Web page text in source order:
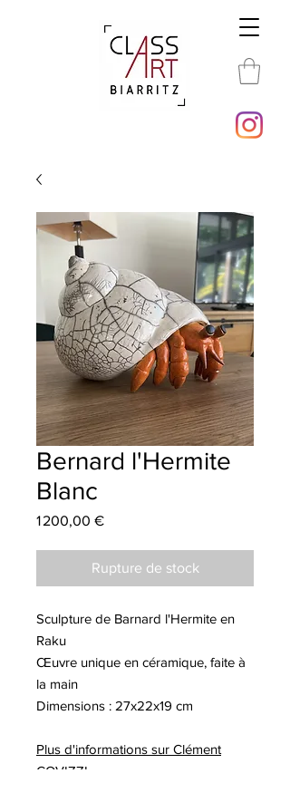
Bernard l'Hermite
Blanc
1 200,00 €Prix
Rupture de stock
Sculpture de Barnard l'Hermite en
Raku
Œuvre unique en céramique, faite à
la main
Dimensions : 27x22x19 cm
Plus d'informations sur Clément
COVIZZI